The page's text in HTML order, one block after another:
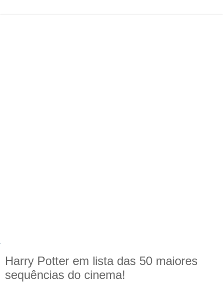
Harry Potter em lista das 50 maiores
sequências do cinema!